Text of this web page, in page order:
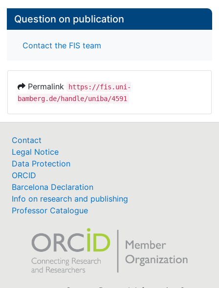
Question on publication
Contact the FIS team
Permalink
https://fis.uni-
bamberg.de/handle/uniba/4591
Contact
Legal Notice
Data Protection
ORCID
Barcelona Declaration
Info on research and publishing
Professor Catalogue